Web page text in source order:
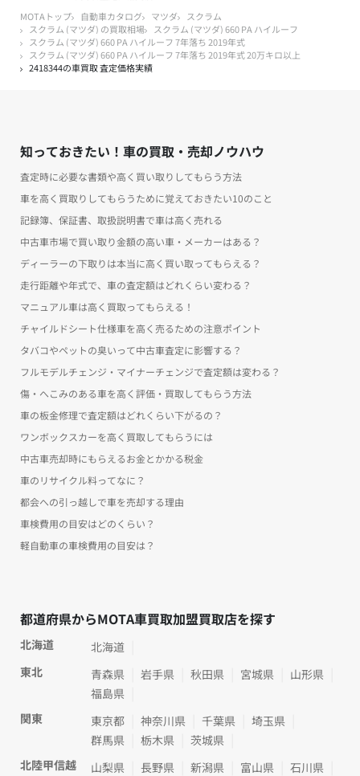
MOTAトップ
自動車カタログ マツダ
スクラム
スクラム (マツダ) の買取相場
スクラム (マツダ) 660 PA ハイルーフ
スクラム (マツダ) 660 PA ハイルーフ 7年落ち 2019年式
スクラム (マツダ) 660 PA ハイルーフ 7年落ち 2019年式 20万キロ以上
2418344の車買取 査定価格実績
知っておきたい！車の買取・売却ノウハウ
査定時に必要な書類や高く買い取りしてもらう方法
車を高く買取りしてもらうために覚えておきたい10のこと
記録簿、保証書、取扱説明書で車は高く売れる
中古車市場で買い取り金額の高い車・メーカーはある？
ディーラーの下取りは本当に高く買い取ってもらえる？
走行距離や年式で、車の査定額はどれくらい変わる？
マニュアル車は高く買取ってもらえる！
チャイルドシート仕様車を高く売るための注意ポイント
タバコやペットの臭いって中古車査定に影響する？
フルモデルチェンジ・マイナーチェンジで査定額は変わる？
傷・へこみのある車を高く評価・買取してもらう方法
車の板金修理で査定額はどれくらい下がるの？
ワンボックスカーを高く買取してもらうには
中古車売却時にもらえるお金とかかる税金
車のリサイクル料ってなに？
都会への引っ越しで車を売却する理由
車検費用の目安はどのくらい？
軽自動車の車検費用の目安は？
都道府県からMOTA車買取加盟買取店を探す
北海道
北海道
東北
青森県 岩手県 秋田県 宮城県
山形県
福島県
関東
東京都 神奈川県 千葉県
埼玉県
群馬県
栃木県
茨城県
北陸甲信越
山梨県 長野県 新潟県 富山県 石川県